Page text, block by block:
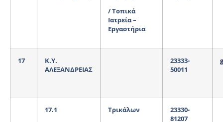
/Τοπικά
Ιατρεία –
Εργαστήρια
17
Κ.Υ.
ΑΛΕΞΑΝΔΡΕΙΑΣ
23333-
50011
17.1 Τρικάλων
23330-
81207